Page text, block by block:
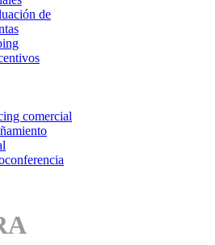
de
comercial